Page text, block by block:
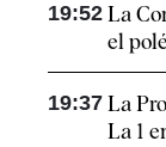
19:52 La
el
19:37 La
La 1